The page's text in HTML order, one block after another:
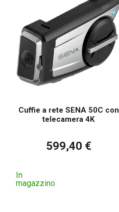
Cuffie a rete SENA 50C con
telecamera 4K
599,40 €
In
magazzino